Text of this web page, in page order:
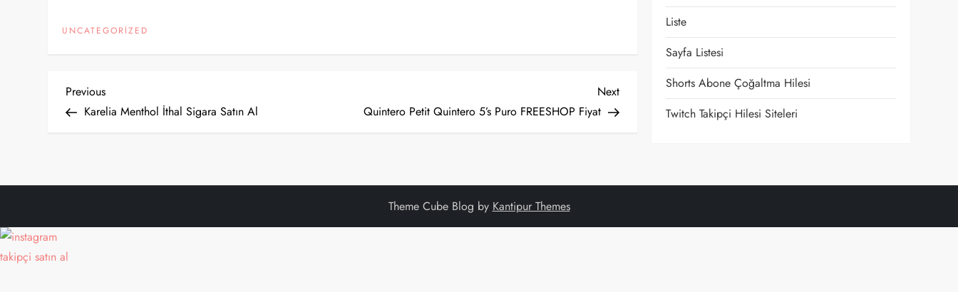
UNCATEGORIZED
Y
g
e
Previous
Post
Previous
Karelia Menthol İthal Sigara Satın Al
Next
Post
Next
Quintero Petit Quintero 5’s Puro FREESHOP Fiyat
Liste
Sayfa Listesi
Shorts Abone Çoğaltma Hilesi
Twitch Takipçi Hilesi Siteleri
Theme Cube Blog by Kantipur Themes